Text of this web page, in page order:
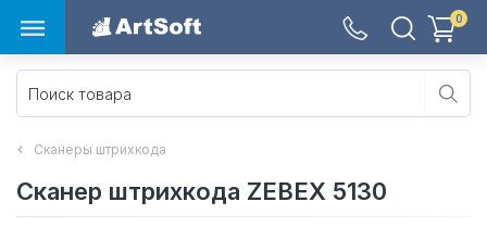
0
Сканеры штрихкода
Сканер штрихкода ZEBEX 5130